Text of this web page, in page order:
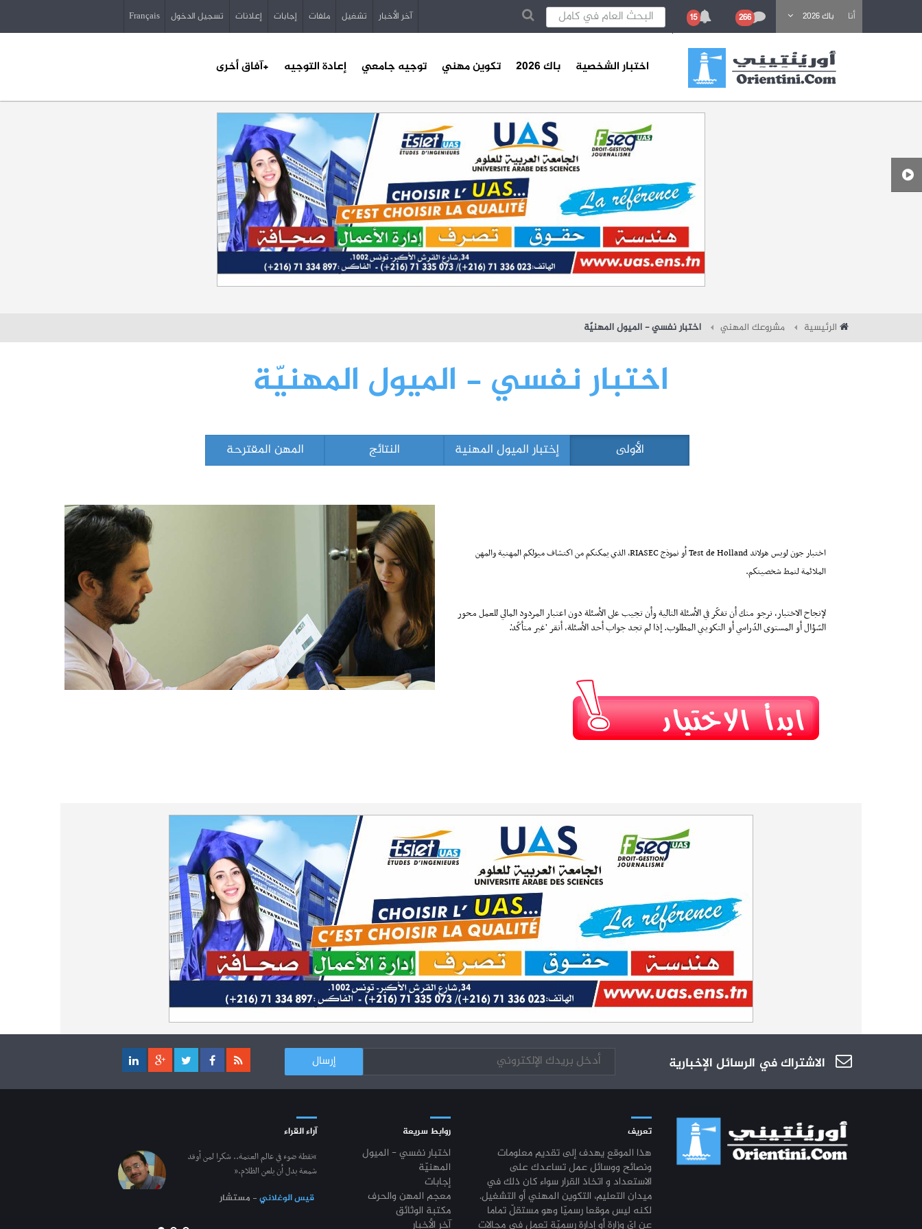
أنا باك 2026
باحث عن تكوين
266
15 آخر الأخبار تشغيل ملفات إجابات إعلانات تسجيل الدخول Français
اختبار الشخصية باك 2026 تكوين مهني توجيه جامعي إعادة التوجيه +آفاق أخرى
الرئيسية مشروعك المهني اختبار نفسي - الميول المهنيّة
اختبار نفسي - الميول المهنيّة
الأولى إختبار الميول المهنية النتائج المهن المقترحة
اختبار جون لويس هولاند Test de Holland أو نموذج RIASEC، الذي يمكنكم من اكتشاف ميولكم المهنية والمهن
الملائمة لنمط شخصيتكم.
لإنجاح الاختبار، نرجو منك أن تفكّر في الأسئلة التالية وأن تجيب على الأسئلة دون اعتبار المردود المالي للعمل محور
السّؤال أو المستوى الدّراسي أو التكويني المطلوب. إذا لم تجد جواب أحد الأسئلة، أنقر 'غير متأكّد'.
الاشتراك في الرسائل الإخبارية
تعريف
هذا الموقع يهدف إلى تقديم معلومات
ونصائح ووسائل عمل تساعدك على
الاستعداد و اتخاذ القرار سواء كان ذلك في
ميدان التعليم، التكوين المهني أو التشغيل.
لكنه ليس موقعا رسميّا وهو مستقلّ تماما
روابط سريعة
اختبار نفسي - الميول
المهنيّة
إجابات
معجم المهن والحرف
مكتبة الوثائق
آراء القراء
“نقطة ضوء في عالم العتمة.. شكرا لمن أوقد
شمعة بدل أن يلعن الظلام.”
قيس الوغلاني- مستشار